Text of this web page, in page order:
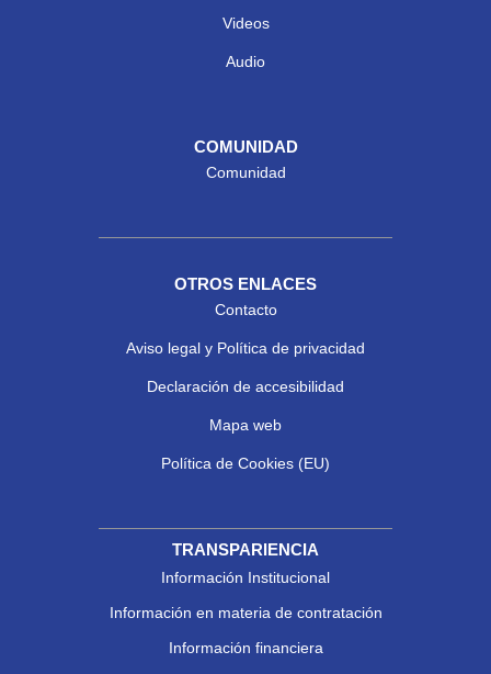
Videos
Audio
COMUNIDAD
Comunidad
OTROS ENLACES
Contacto
Aviso legal y Política de privacidad
Declaración de accesibilidad
Mapa web
Política de Cookies (EU)
TRANSPARIENCIA
Información Institucional
Información en materia de contratación
Información financiera